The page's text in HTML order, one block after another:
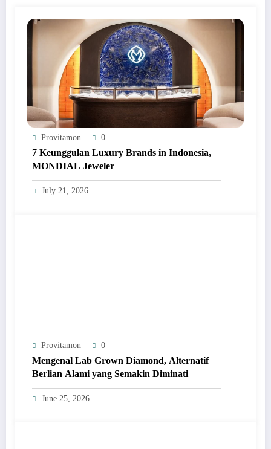
Provitamon 0
7 Keunggulan Luxury Brands in Indonesia,
MONDIAL Jeweler
July 21, 2026
Provitamon 0
Mengenal Lab Grown Diamond, Alternatif
Berlian Alami yang Semakin Diminati
June 25, 2026